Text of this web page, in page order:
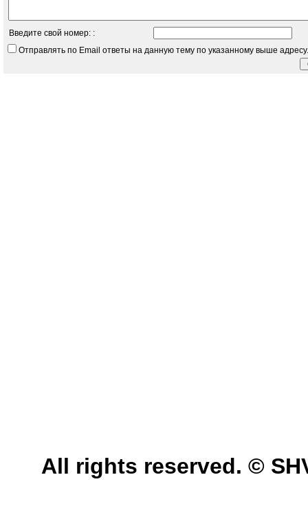
Введите свой номер: :
Отправлять по Email ответы на данную тему по указанному выше адресу.
All rights reserved. ©